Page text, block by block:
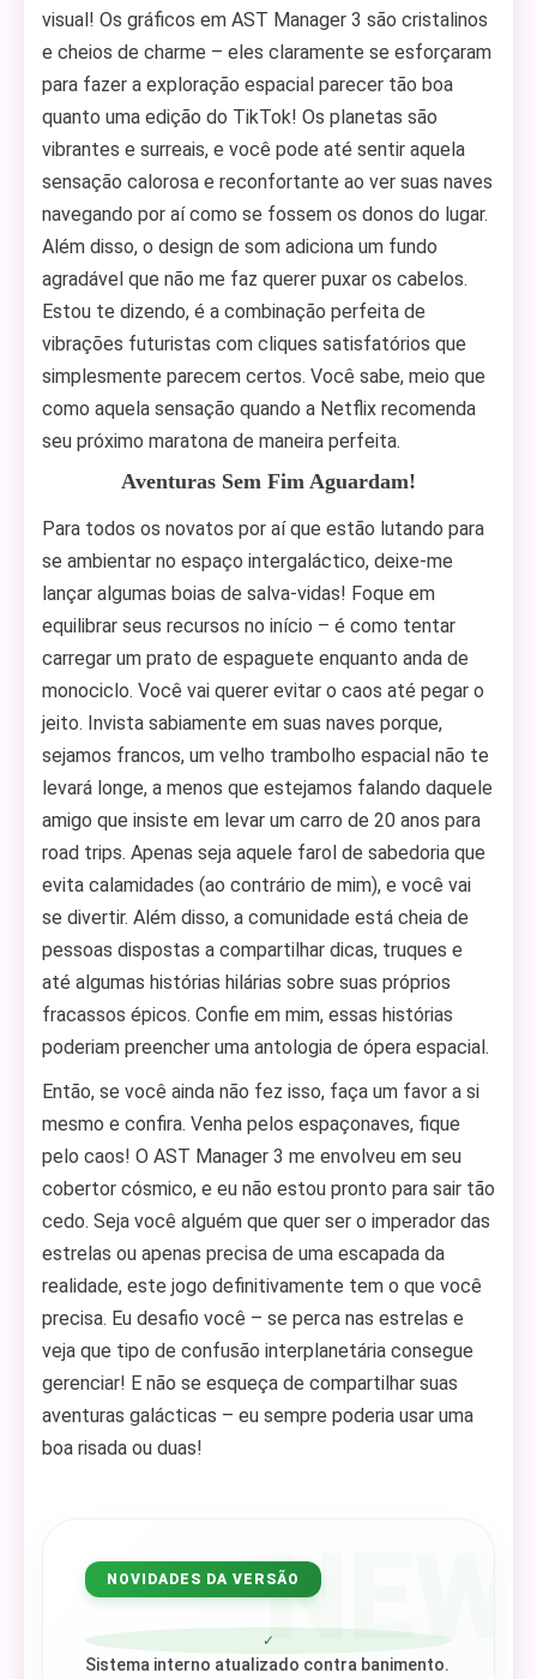
visual! Os gráficos em AST Manager 3 são cristalinos
e cheios de charme – eles claramente se esforçaram
para fazer a exploração espacial parecer tão boa
quanto uma edição do TikTok! Os planetas são
vibrantes e surreais, e você pode até sentir aquela
sensação calorosa e reconfortante ao ver suas naves
navegando por aí como se fossem os donos do lugar.
Além disso, o design de som adiciona um fundo
agradável que não me faz querer puxar os cabelos.
Estou te dizendo, é a combinação perfeita de
vibrações futuristas com cliques satisfatórios que
simplesmente parecem certos. Você sabe, meio que
como aquela sensação quando a Netflix recomenda
seu próximo maratona de maneira perfeita.
Aventuras Sem Fim Aguardam!
Para todos os novatos por aí que estão lutando para
se ambientar no espaço intergaláctico, deixe-me
lançar algumas boias de salva-vidas! Foque em
equilibrar seus recursos no início – é como tentar
carregar um prato de espaguete enquanto anda de
monociclo. Você vai querer evitar o caos até pegar o
jeito. Invista sabiamente em suas naves porque,
sejamos francos, um velho trambolho espacial não te
levará longe, a menos que estejamos falando daquele
amigo que insiste em levar um carro de 20 anos para
road trips. Apenas seja aquele farol de sabedoria que
evita calamidades (ao contrário de mim), e você vai
se divertir. Além disso, a comunidade está cheia de
pessoas dispostas a compartilhar dicas, truques e
até algumas histórias hilárias sobre suas próprios
fracassos épicos. Confie em mim, essas histórias
poderiam preencher uma antologia de ópera espacial.
Então, se você ainda não fez isso, faça um favor a si
mesmo e confira. Venha pelos espaçonaves, fique
pelo caos! O AST Manager 3 me envolveu em seu
cobertor cósmico, e eu não estou pronto para sair tão
cedo. Seja você alguém que quer ser o imperador das
estrelas ou apenas precisa de uma escapada da
realidade, este jogo definitivamente tem o que você
precisa. Eu desafio você – se perca nas estrelas e
veja que tipo de confusão interplanetária consegue
gerenciar! E não se esqueça de compartilhar suas
aventuras galácticas – eu sempre poderia usar uma
boa risada ou duas!
NEW
NOVIDADES DA VERSÃO
✓
Sistema interno atualizado contra banimento.